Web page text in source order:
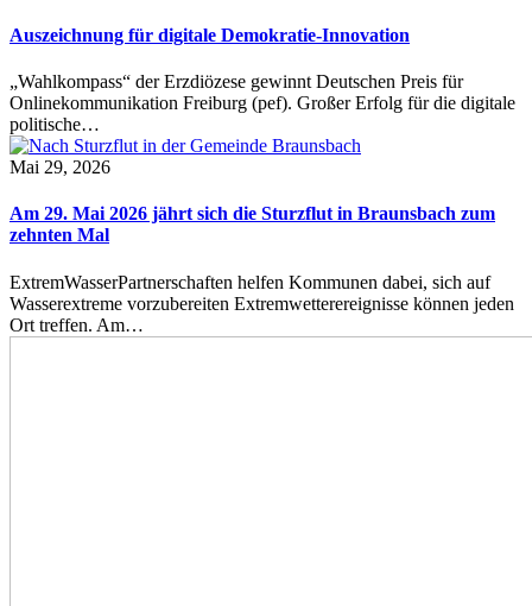
Auszeichnung für digitale Demokratie-Innovation
„Wahlkompass“ der Erzdiözese gewinnt Deutschen Preis für
Onlinekommunikation Freiburg (pef). Großer Erfolg für die digitale
politische…
Mai 29, 2026
Am 29. Mai 2026 jährt sich die Sturzflut in Braunsbach zum
zehnten Mal
ExtremWasserPartnerschaften helfen Kommunen dabei, sich auf
Wasserextreme vorzubereiten Extremwetterereignisse können jeden
Ort treffen. Am…